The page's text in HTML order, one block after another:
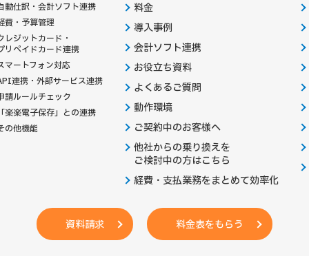
動仕訳・会計ソフト連携
費・予算管理
レジットカード・
リペイドカード連携
マートフォン対応
連携・外部サービス連携
請ルールチェック
楽楽電子保存」との連携
の他機能
料金
導入事例
会計ソフト連携
お役立ち資料
よくあるご質問
動作環境
ご契約中のお客様へ
他社からの乗り換えを
ご検討中の方はこちら
経費・支払業務をまとめて効率化
資料請求 料金表をもらう